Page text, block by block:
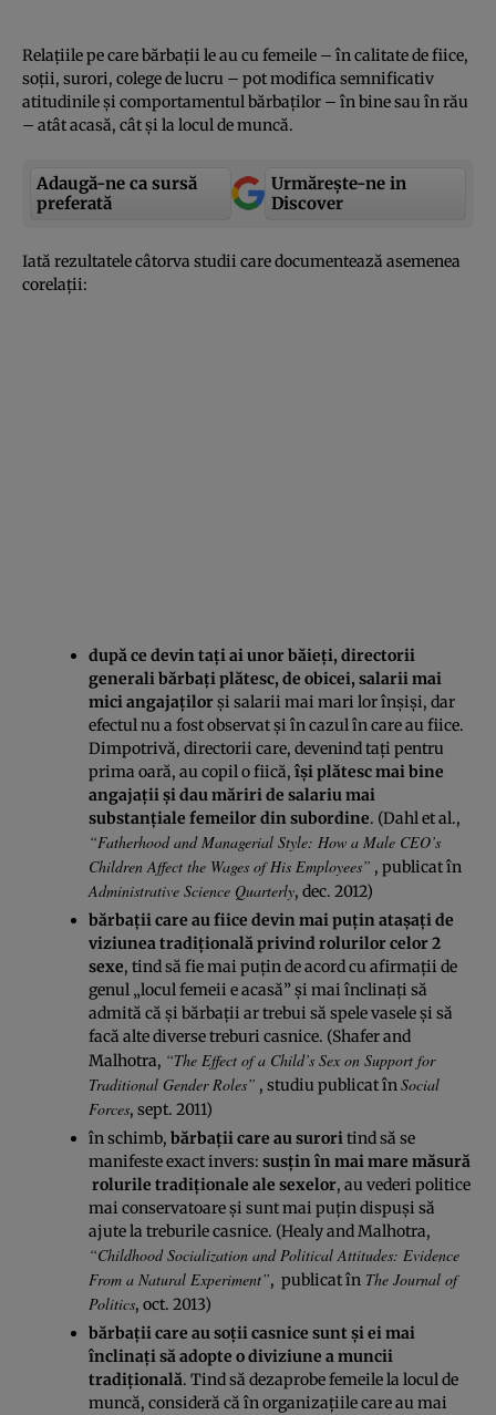
Relaţiile pe care bărbaţii le au cu femeile – în calitate de fiice,
soţii, surori, colege de lucru – pot modifica semnificativ
atitudinile şi comportamentul bărbaţilor – în bine sau în rău
– atât acasă, cât şi la locul de muncă.
Adaugă-ne ca sursă
preferată
Urmărește-ne in
Discover
Iată rezultatele câtorva studii care documentează asemenea
corelaţii:
după ce devin taţi ai unor băieţi, directorii
generali bărbaţi plătesc, de obicei, salarii mai
mici angajaţilorşi salarii mai mari lor înşişi, dar
efectul nu a fost observat şi în cazul în care au fiice.
Dimpotrivă, directorii care, devenind taţi pentru
prima oară, au copil o fiică, îşi plătesc mai bine
angajaţii şi dau măriri de salariu mai
substanţiale femeilor din subordine. (Dahl et al.,
“Fatherhood and Managerial Style: How a Male CEO’s
Children Affect the Wages of His Employees” , publicat în
Administrative Science Quarterly, dec. 2012)
bărbaţii care au fiice devin mai puţin ataşaţi de
viziunea tradiţională privind rolurilor celor 2
sexe, tind să fie mai puţin de acord cu afirmaţii de
genul „locul femeii e acasă” şi mai înclinaţi să
admită că şi bărbaţii ar trebui să spele vasele şi să
facă alte diverse treburi casnice. (Shafer and
Malhotra, “The Effect of a Child’s Sex on Support for
Traditional Gender Roles” , studiu publicat înSocial
Forces, sept. 2011)
în schimb, bărbaţii care au suroritind să se
manifeste exact invers: susţin în mai mare măsură
rolurile tradiţionale ale sexelor, au vederi politice
mai conservatoare şi sunt mai puţin dispuşi să
ajute la treburile casnice. (Healy and Malhotra,
“Childhood Socialization and Political Attitudes: Evidence
From a Natural Experiment”, publicat în The Journal of
Politics, oct. 2013)
bărbaţii care au soţii casnice sunt şi ei mai
înclinaţi să adopte o diviziune a muncii
tradiţională. Tind să dezaprobe femeile la locul de
muncă, consideră că în organizaţiile care au mai